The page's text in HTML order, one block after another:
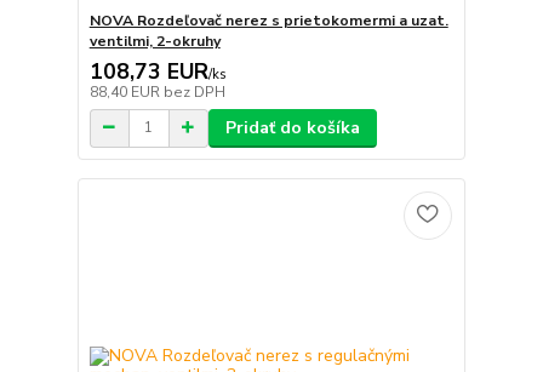
NOVA Rozdeľovač nerez s prietokomermi a uzat.
ventilmi, 2-okruhy
108,73 EUR/ks
88,40 EUR bez DPH
Pridať do košíka